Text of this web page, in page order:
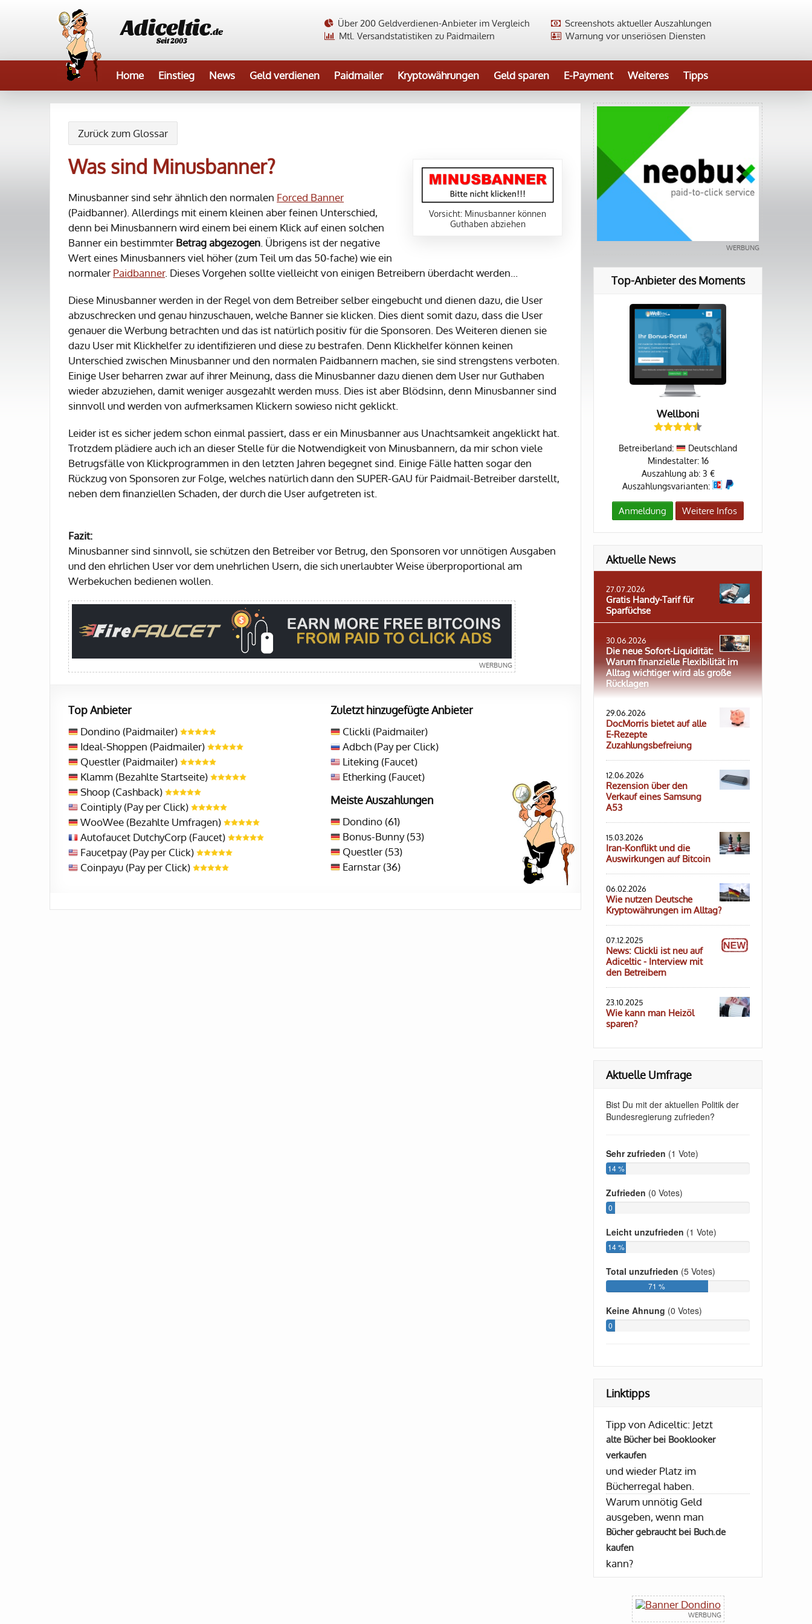
Adiceltic.de
Seit 2003
Screenshots aktueller Auszahlungen
Über 200 Geldverdienen-Anbieter im Vergleich
Warnung vor unseriösen Diensten
Mtl. Versandstatistiken zu Paidmailern
Home Einstieg News Geld verdienen Paidmailer Kryptowährungen Geld sparen E-Payment Weiteres Tipps
Zurück zum Glossar
Vorsicht: Minusbanner können
Guthaben abziehen
Was sind Minusbanner?
Minusbanner sind sehr ähnlich den normalen Forced Banner
(Paidbanner). Allerdings mit einem kleinen aber feinen Unterschied,
denn bei Minusbannern wird einem bei einem Klick auf einen solchen
Banner ein bestimmter Betrag abgezogen . Übrigens ist der negative
Wert eines Minusbanners viel höher (zum Teil um das 50-fache) wie ein
normaler Paidbanner. Dieses Vorgehen sollte vielleicht von einigen Betreibern überdacht werden...
Diese Minusbanner werden in der Regel von dem Betreiber selber eingebucht und dienen dazu, die User
abzuschrecken und genau hinzuschauen, welche Banner sie klicken. Dies dient somit dazu, dass die User
genauer die Werbung betrachten und das ist natürlich positiv für die Sponsoren. Des Weiteren dienen sie
dazu User mit Klickhelfer zu identifizieren und diese zu bestrafen. Denn Klickhelfer können keinen
Unterschied zwischen Minusbanner und den normalen Paidbannern machen, sie sind strengstens verboten.
Einige User beharren zwar auf ihrer Meinung, dass die Minusbanner dazu dienen dem User nur Guthaben
wieder abzuziehen, damit weniger ausgezahlt werden muss. Dies ist aber Blödsinn, denn Minusbanner sind
sinnvoll und werden von aufmerksamen Klickern sowieso nicht geklickt.
Leider ist es sicher jedem schon einmal passiert, dass er ein Minusbanner aus Unachtsamkeit angeklickt hat.
Trotzdem plädiere auch ich an dieser Stelle für die Notwendigkeit von Minusbannern, da mir schon viele
Betrugsfälle von Klickprogrammen in den letzten Jahren begegnet sind. Einige Fälle hatten sogar den
Rückzug von Sponsoren zur Folge, welches natürlich dann den SUPER-GAU für Paidmail-Betreiber darstellt,
neben dem finanziellen Schaden, der durch die User aufgetreten ist.
Fazit:
Minusbanner sind sinnvoll, sie schützen den Betreiber vor Betrug, den Sponsoren vor unnötigen Ausgaben
und den ehrlichen User vor dem unehrlichen Usern, die sich unerlaubter Weise überproportional am
Werbekuchen bedienen wollen.
Top Anbieter
Dondino (Paidmailer)
Ideal-Shoppen (Paidmailer)
Questler (Paidmailer)
Klamm (Bezahlte Startseite)
Shoop (Cashback)
Cointiply (Pay per Click)
WooWee (Bezahlte Umfragen)
Autofaucet DutchyCorp (Faucet)
Faucetpay (Pay per Click)
Coinpayu (Pay per Click)
Zuletzt hinzugefügte Anbieter
Clickli (Paidmailer)
Adbch (Pay per Click)
Liteking (Faucet)
Etherking (Faucet)
Meiste Auszahlungen
Dondino (61)
Bonus-Bunny (53)
Questler (53)
Earnstar (36)
Top-Anbieter des Moments
Wellboni
Betreiberland:
Deutschland
Mindestalter: 16
Auszahlung ab: 3 €
Auszahlungsvarianten:
Anmeldung Weitere Infos
Aktuelle News
27.07.2026
Gratis Handy-Tarif für
Sparfüchse
30.06.2026
Die neue Sofort-Liquidität:
Warum finanzielle Flexibilität im
Alltag wichtiger wird als große
Rücklagen
29.06.2026
DocMorris bietet auf alle
E-Rezepte
Zuzahlungsbefreiung
12.06.2026
Rezension über den
Verkauf eines Samsung
A53
15.03.2026
Iran-Konflikt und die
Auswirkungen auf Bitcoin
06.02.2026
Wie nutzen Deutsche
Kryptowährungen im Alltag?
07.12.2025
News: Clickli ist neu auf
Adiceltic - Interview mit
den Betreibern
23.10.2025
Wie kann man Heizöl
sparen?
Aktuelle Umfrage
Linktipps
Tipp von Adiceltic: Jetzt
alte Bücher bei Booklooker
verkaufen
und wieder Platz im
Bücherregal haben.
Warum unnötig Geld
ausgeben, wenn man
Bücher gebraucht bei Buch.de
kaufen
kann?